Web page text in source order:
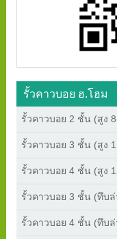
รั้วคาวบอย ฮ.โฮม
รั้วคาวบอย 2 ชั้น (สูง
รั้วคาวบอย 3 ชั้น (สูง
รั้วคาวบอย 4 ชั้น (สูง
รั้วคาวบอย 3 ชั้น (ทึบล่
รั้วคาวบอย 4 ชั้น (ทึบล่